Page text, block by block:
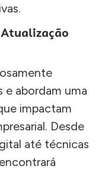
e abordam uma
impactam
Desde
até técnicas